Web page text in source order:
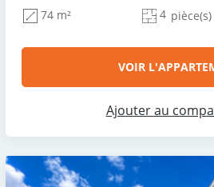
74 m² 4 pièce(s)
VOIR
Ajouter au